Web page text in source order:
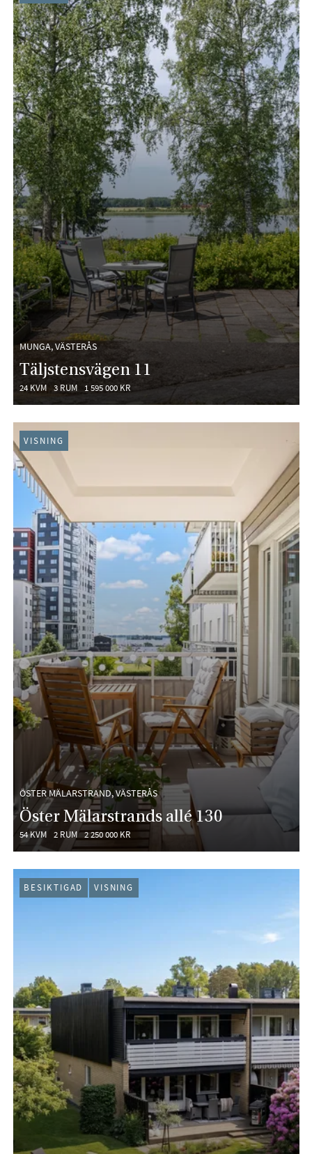
MUNGA, VÄSTERÅS
Täljstensvägen 11
24 KVM 3 RUM 1 595 000 KR
ÖSTER MÄLARSTRAND, VÄSTERÅS
Öster Mälarstrands allé 130
54 KVM 2 RUM 2 250 000 KR
VISNING
BESIKTIGAD VISNING